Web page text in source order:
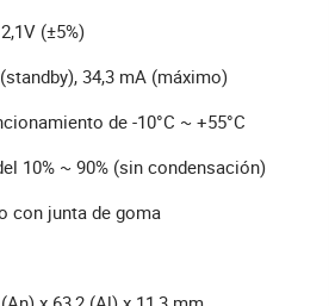
(±5%)
34,3 mA (máximo)
de -10°C ~ +55°C
10% ~ 90% (sin condensación)
con junta de goma